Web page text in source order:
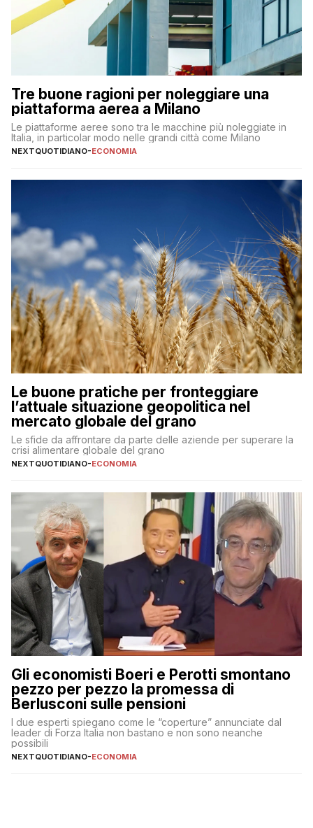
Tre buone ragioni per noleggiare una
piattaforma aerea a Milano
Le piattaforme aeree sono tra le macchine più noleggiate in
Italia, in particolar modo nelle grandi città come Milano
NEXTQUOTIDIANO-ECONOMIA
Le buone pratiche per fronteggiare
l’attuale situazione geopolitica nel
mercato globale del grano
Le sfide da affrontare da parte delle aziende per superare la
crisi alimentare globale del grano
NEXTQUOTIDIANO-ECONOMIA
Gli economisti Boeri e Perotti smontano
pezzo per pezzo la promessa di
Berlusconi sulle pensioni
I due esperti spiegano come le “coperture” annunciate dal
leader di Forza Italia non bastano e non sono neanche
possibili
NEXTQUOTIDIANO-ECONOMIA